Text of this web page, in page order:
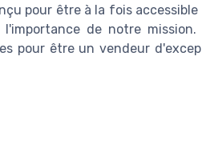
pour être à la fois
de notre
pour être un vendeur